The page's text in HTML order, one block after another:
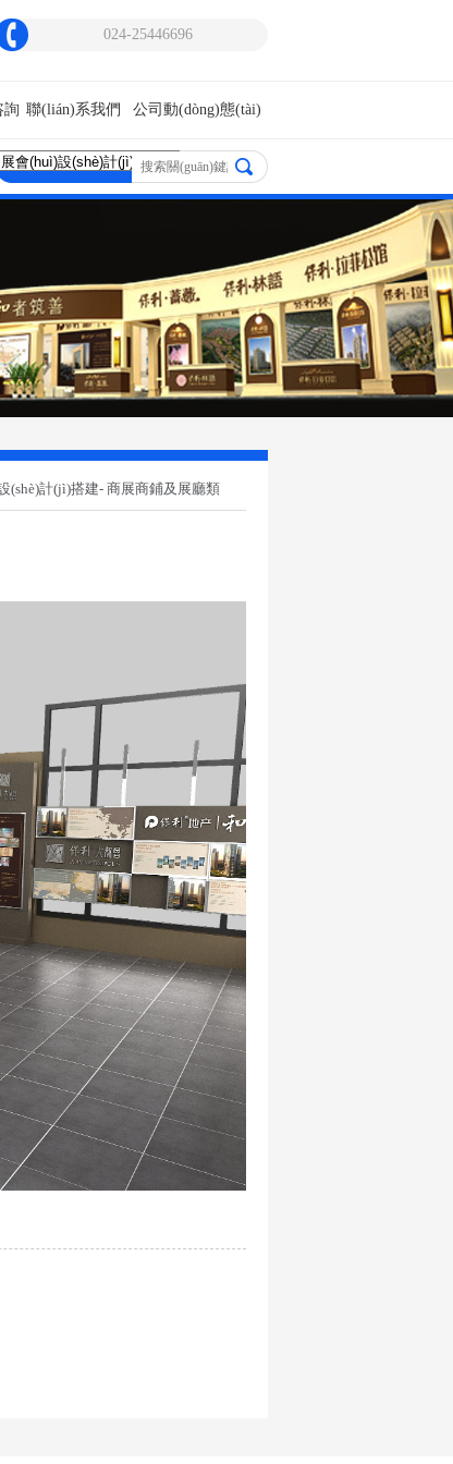
024-25446696
詢 聯(lián)系我們 公司動(dòng)態(tài)
以最合理的價(jià)格，得到最可靠的質(zhì)量保證。
(shè)計(jì)搭建- 商展商鋪及展廳類